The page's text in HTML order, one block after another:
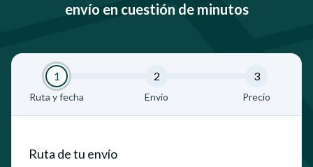
envío en cuestión de minutos
1
Ruta y fecha
2
Envío
3
Precio
Ruta de tu envío